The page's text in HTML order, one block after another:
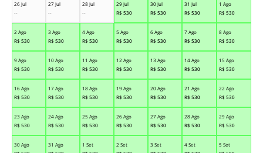
26 Jul
--
27 Jul
--
28 Jul
--
29 Jul
R$ 530
30 Jul
R$ 530
31 Jul
R$ 530
1 Ago
R$ 530
2 Ago
R$ 530
3 Ago
R$ 530
4 Ago
R$ 530
5 Ago
R$ 530
6 Ago
R$ 530
7 Ago
R$ 530
8 Ago
R$ 530
9 Ago
R$ 530
10 Ago
R$ 530
11 Ago
R$ 530
12 Ago
R$ 530
13 Ago
R$ 530
14 Ago
R$ 530
15 Ago
R$ 530
16 Ago
R$ 530
17 Ago
R$ 530
18 Ago
R$ 530
19 Ago
R$ 530
20 Ago
R$ 530
21 Ago
R$ 530
22 Ago
R$ 530
23 Ago
R$ 530
24 Ago
R$ 530
25 Ago
R$ 530
26 Ago
R$ 530
27 Ago
R$ 530
28 Ago
R$ 530
29 Ago
R$ 530
30 Ago
31 Ago
1 Set
2 Set
3 Set
4 Set
5 Set